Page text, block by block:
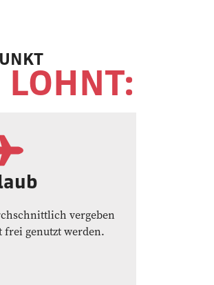
vergeben
genutzt werden.